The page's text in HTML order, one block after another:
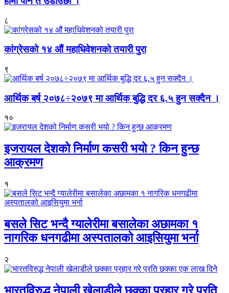
८
कांग्रेसको १४ औं महाधिवेशनको तयारी पुरा
९
आर्थिक बर्ष २०७८÷२०७९ मा आर्थिक बुद्धि दर ६.५ हुन सक्दैन ।
१०
इजरायल देशको निर्माण कसरी भयो ? किन हुन्छ
आक्रमण
१
बसले सिट भन्दै ग्यालेरीमा बसालेका अछामका १
नागरिक धनगढीमा अस्पतालको आइसियुमा भर्ना
२